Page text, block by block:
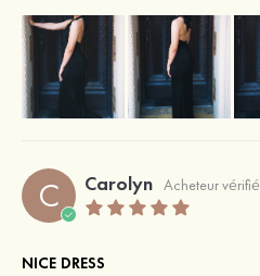
C Carolyn Acheteur vérifié
NICE DRESS